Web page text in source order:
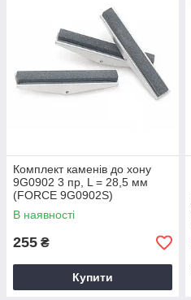
Комплект каменів до хону
9G0902 3 пр, L = 28,5 мм
(FORCE 9G0902S)
В наявності
255 ₴
Купити